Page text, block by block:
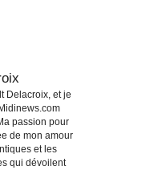
Delacroix, et je
passion pour
de mon amour
et les
qui dévoilent